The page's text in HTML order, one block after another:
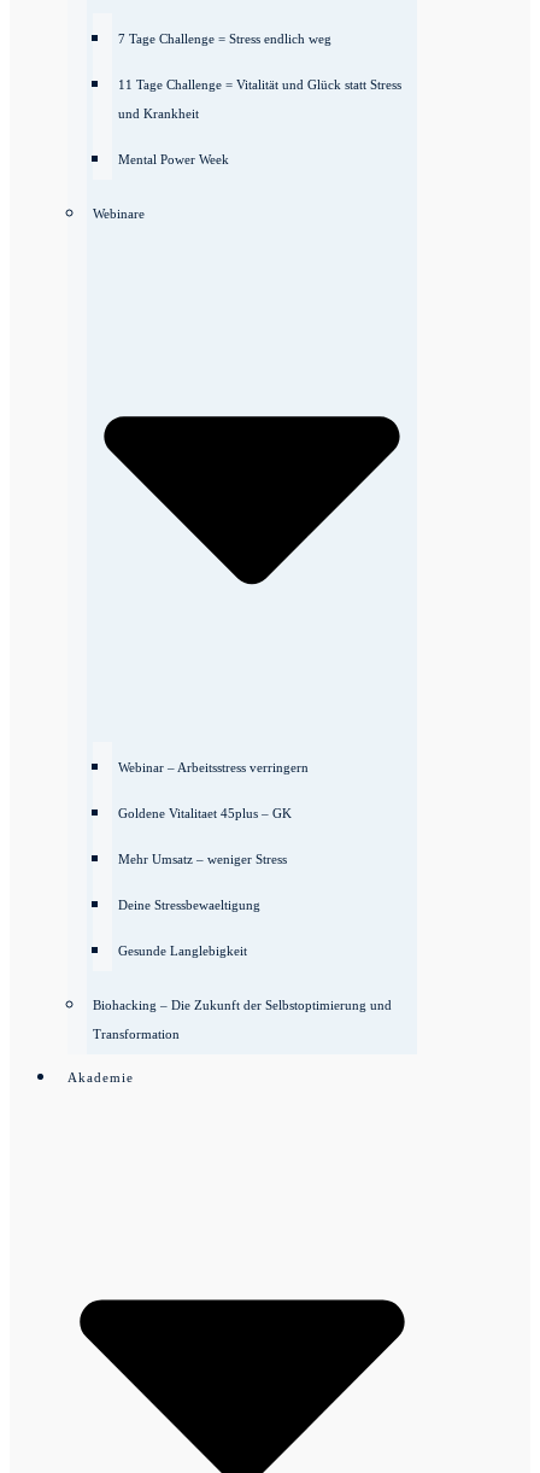
7 Tage Challenge = Stress endlich weg
11 Tage Challenge = Vitalität und Glück statt Stress
und Krankheit
Mental Power Week
Webinare
Webinar – Arbeitsstress verringern
Goldene Vitalitaet 45plus – GK
Mehr Umsatz – weniger Stress
Deine Stressbewaeltigung
Gesunde Langlebigkeit
Biohacking – Die Zukunft der Selbstoptimierung und
Transformation
Akademie